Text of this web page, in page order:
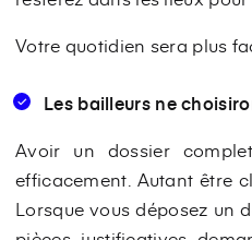
Votre quotidien sera plus
Les bailleurs ne
Avoir un dossier
efficacement. Autant être
Lorsque vous déposez un